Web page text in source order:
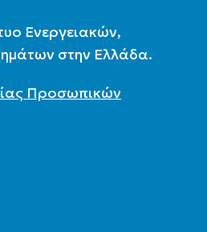
Ενεργειακών,
στην Ελλάδα.
Προσωπικών